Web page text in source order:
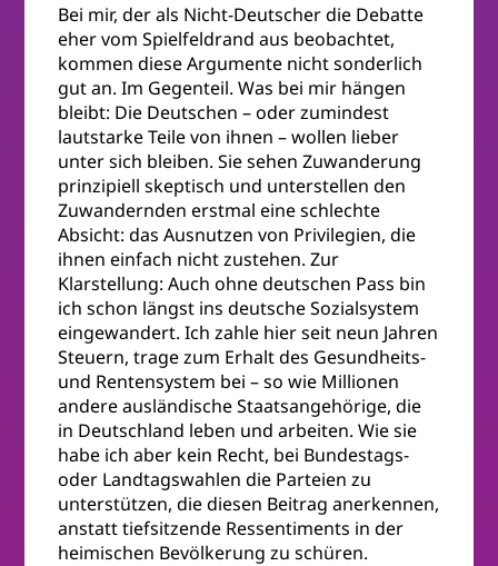
Bei mir, der als Nicht-Deutscher die Debatte
eher vom Spielfeldrand aus beobachtet,
kommen diese Argumente nicht sonderlich
gut an. Im Gegenteil. Was bei mir hängen
bleibt: Die Deutschen – oder zumindest
lautstarke Teile von ihnen – wollen lieber
unter sich bleiben. Sie sehen Zuwanderung
prinzipiell skeptisch und unterstellen den
Zuwandernden erstmal eine schlechte
Absicht: das Ausnutzen von Privilegien, die
ihnen einfach nicht zustehen. Zur
Klarstellung: Auch ohne deutschen Pass bin
ich schon längst ins deutsche Sozialsystem
eingewandert. Ich zahle hier seit neun Jahren
Steuern, trage zum Erhalt des Gesundheits-
und Rentensystem bei – so wie Millionen
andere ausländische Staatsangehörige, die
in Deutschland leben und arbeiten. Wie sie
habe ich aber kein Recht, bei Bundestags-
oder Landtagswahlen die Parteien zu
unterstützen, die diesen Beitrag anerkennen,
anstatt tiefsitzende Ressentiments in der
heimischen Bevölkerung zu schüren.